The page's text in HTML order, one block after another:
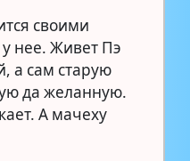
своими
нее. Живет Пэ
а сам старую
да желанную.
А мачеху